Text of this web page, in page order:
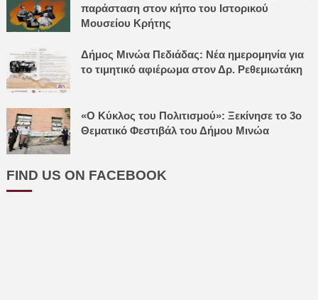
παράσταση στον κήπο του Ιστορικού
Μουσείου Κρήτης
Δήμος Μινώα Πεδιάδας: Νέα ημερομηνία για
το τιμητικό αφιέρωμα στον Δρ. Ρεθεμιωτάκη
«Ο Κύκλος του Πολιτισμού»: Ξεκίνησε το 3ο
Θεματικό Φεστιβάλ του Δήμου Μινώα
FIND US ON FACEBOOK